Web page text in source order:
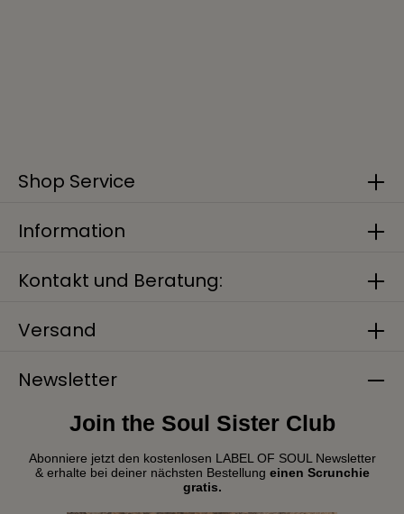
Kontakt und Beratung:
Versand
Newsletter
Join the Soul Sister Club
Abonniere jetzt den kostenlosen LABEL OF SOUL Newsletter
& erhalte bei deiner nächsten Bestellung einen Scrunchie
gratis.
Shop Service
Information